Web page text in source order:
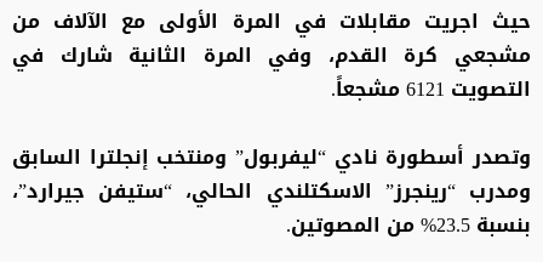
حيث اجريت مقابلات في المرة الأولى مع الآلاف من
مشجعي كرة القدم، وفي المرة الثانية شارك في
التصويت 6121 مشجعاً.
وتصدر أسطورة نادي “ليفربول” ومنتخب إنجلترا السابق
ومدرب “رينجرز” الاسكتلندي الحالي، “ستيفن جيرارد”،
بنسبة 23.5% من المصوتين.